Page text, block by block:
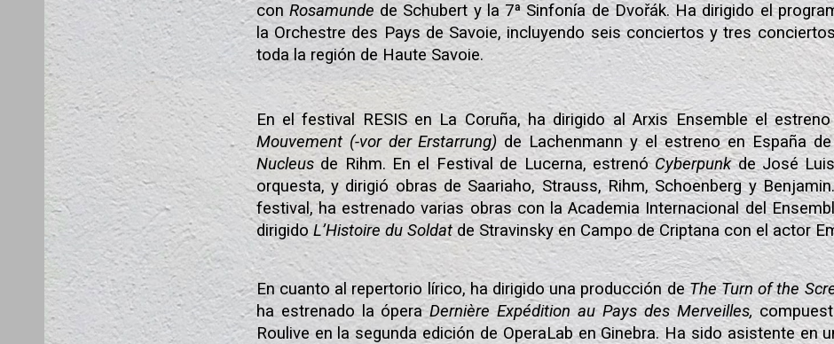
conRosamunde de Schubert y la 7ª Sinfonía de Dvořák. Ha dirigido el
la Orchestre des Pays de Savoie, incluyendo seis conciertos y tres
toda la región de Haute Savoie.
En el festival RESIS en La Coruña, ha dirigido al Arxis Ensemble el
Mouvement (-vor der Erstarrung)de Lachenmann y el estreno en España
Nucleus de Rihm. En elFestival de Lucerna,estrenóCyberpunkde José
orquesta, y dirigió obras de Saariaho, Strauss, Rihm, Schoenberg y
festival, ha estrenado varias obras con la Academia Internacional del
dirigido L’Histoire du Soldatde Stravinsky en Campo de Criptana con el actor
En cuanto al repertorio lírico, ha dirigido una producción deThe Turn of the
ha estrenado la óperaDernière Expédition au Pays des Merveilles,
Roulive en la segunda edición de OperaLab en Ginebra. Ha sido asistente en